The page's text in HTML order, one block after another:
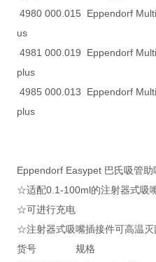
4980 000.015 Eppendorf
us
4981 000.019 Eppendorf
plus
4985 000.013 Eppendorf
plus
Eppendorf Easypet 巴氏吸管
☆适配0.1-100ml的注射器式吸
☆可进行充电
☆注射器式吸嘴插接件可高温灭
货号 规格